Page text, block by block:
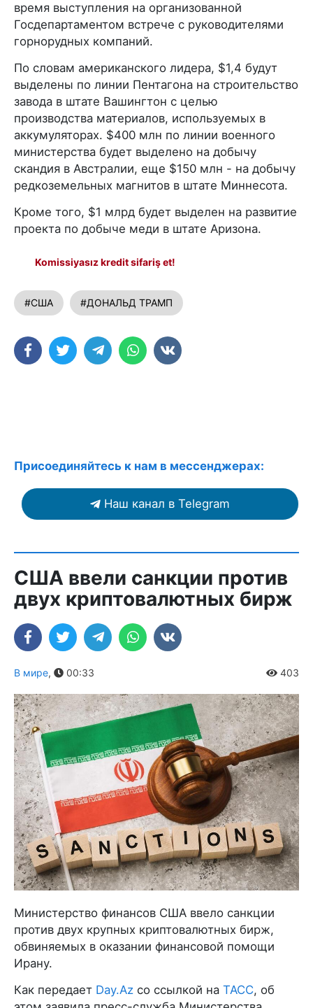
время выступления на организованной
Госдепартаментом встрече с руководителями
горнорудных компаний.
По словам американского лидера, $1,4 будут
выделены по линии Пентагона на строительство
завода в штате Вашингтон с целью
производства материалов, используемых в
аккумуляторах. $400 млн по линии военного
министерства будет выделено на добычу
скандия в Австралии, еще $150 млн - на добычу
редкоземельных магнитов в штате Миннесота.
Кроме того, $1 млрд будет выделен на развитие
проекта по добыче меди в штате Аризона.
Komissiyasız kredit sifariş et!
#США #ДОНАЛЬД ТРАМП
Присоединяйтесь к нам в мессенджерах:
Наш канал в Telegram
США ввели санкции против
двух криптовалютных бирж
В мире, 00:33 403
Министерство финансов США ввело санкции
против двух крупных криптовалютных бирж,
обвиняемых в оказании финансовой помощи
Ирану.
Как передает Day.Az со ссылкой на ТАСС, об